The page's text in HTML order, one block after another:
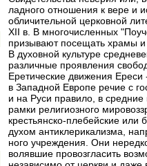
ладного отношения к вере и
обличительной церковной
XII в. В многочисленных
призывают посещать храмы
В духовной культуре
различные проявления
Еретические движения Ереси
в Западной Европе речие с
и на Руси правило, в
рамки религиозного
крестьянско-плебейские или
духом антиклерикализма,
ного учреждения. Они
волявшие провозгласить